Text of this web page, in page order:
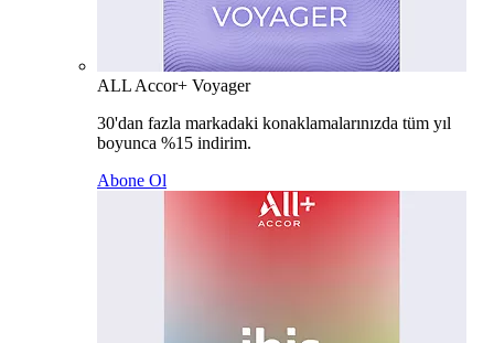
ALL Accor+ Voyager
30'dan fazla markadaki konaklamalarınızda tüm yıl
boyunca %15 indirim.
Abone Ol